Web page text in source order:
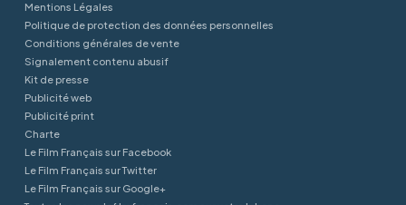
Mentions Légales
Politique de protection des données personnelles
Conditions générales de vente
Signalement contenu abusif
Kit de presse
Publicité web
Publicité print
Charte
Le Film Français sur Facebook
Le Film Français sur Twitter
Le Film Français sur Google+